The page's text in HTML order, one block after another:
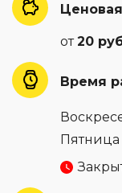
от20
Время
Пятница